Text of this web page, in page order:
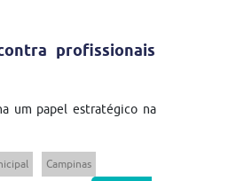
profissionais
um papel estratégico na
Campinas